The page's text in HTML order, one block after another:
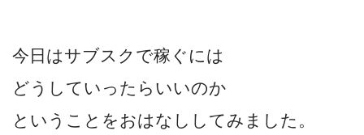
今日はサブスクで稼ぐには
どうしていったらいいのか
ということをおはなししてみました。